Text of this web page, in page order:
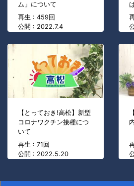
ム」について
再生 : 459回
公開 : 2022.7.4
【とっておき!高松】新型
コロナワクチン接種につ
いて
再生 : 71回
公開 : 2022.5.20